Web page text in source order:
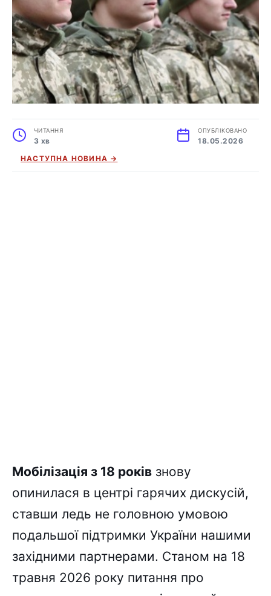
ЧИТАННЯ
3 хв
ОПУБЛІКОВАНО
18.05.2026
НАСТУПНА НОВИНА →
Мобілізація з 18 років знову
опинилася в центрі гарячих дискусій,
ставши ледь не головною умовою
подальшої підтримки України нашими
західними партнерами. Станом на 18
травня 2026 року питання про